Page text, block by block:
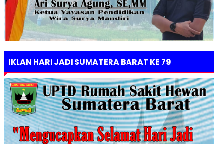
IKLAN HARI JADI SUMATERA BARAT KE 79